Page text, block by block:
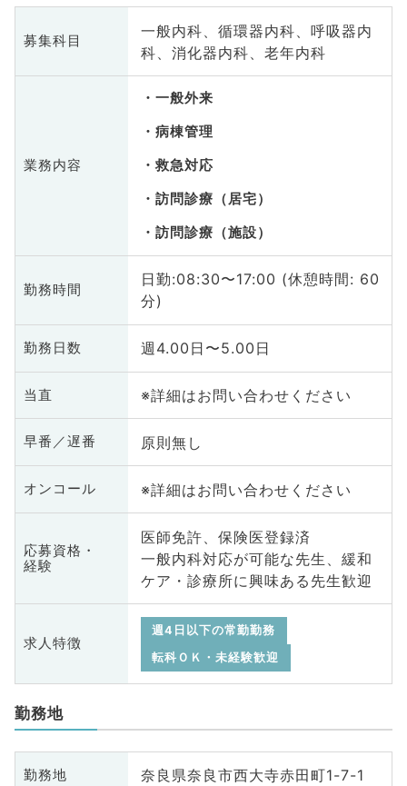
募集科目
一般内科、循環器内科、呼吸器内
科、消化器内科、老年内科
業務内容
一般外来
病棟管理
救急対応
訪問診療（居宅）
訪問診療（施設）
勤務時間
日勤:08:30〜17:00 (休憩時間: 60
分)
勤務日数 週4.00日〜5.00日
当直 ※詳細はお問い合わせください
早番／遅番 原則無し
オンコール ※詳細はお問い合わせください
応募資格・
経験
医師免許、保険医登録済
一般内科対応が可能な先生、緩和
ケア・診療所に興味ある先生歓迎
求人特徴
週4日以下の常勤勤務
転科ＯＫ・未経験歓迎
勤務地
勤務地 奈良県奈良市西大寺赤田町1-7-1